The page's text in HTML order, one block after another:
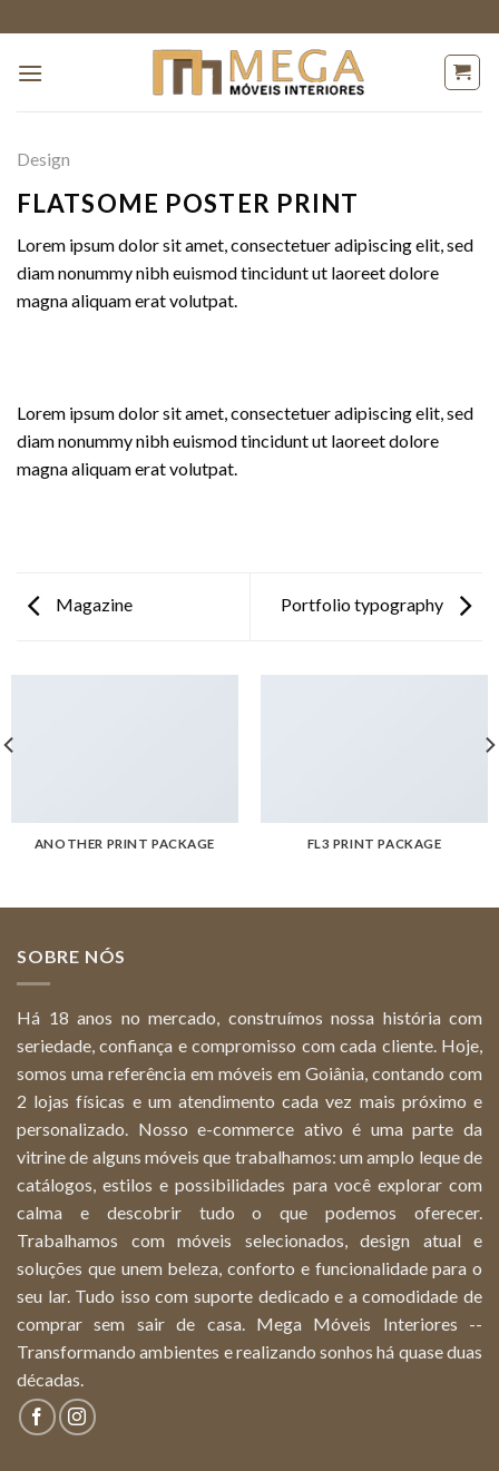
to
content
Design
FLATSOME POSTER PRINT
Lorem ipsum dolor sit amet, consectetuer adipiscing elit, sed
diam nonummy nibh euismod tincidunt ut laoreet dolore
magna aliquam erat volutpat.
Lorem ipsum dolor sit amet, consectetuer adipiscing elit, sed
diam nonummy nibh euismod tincidunt ut laoreet dolore
magna aliquam erat volutpat.
Magazine Portfolio typography
ANOTHER PRINT PACKAGE FL3 PRINT PACKAGE
SOBRE NÓS
Há 18 anos no mercado, construímos nossa história com
seriedade, confiança e compromisso com cada cliente. Hoje,
somos uma referência em móveis em Goiânia, contando com
2 lojas físicas e um atendimento cada vez mais próximo e
personalizado. Nosso e-commerce ativo é uma parte da
vitrine de alguns móveis que trabalhamos: um amplo leque de
catálogos, estilos e possibilidades para você explorar com
calma e descobrir tudo o que podemos oferecer.
Trabalhamos com móveis selecionados, design atual e
soluções que unem beleza, conforto e funcionalidade para o
seu lar. Tudo isso com suporte dedicado e a comodidade de
comprar sem sair de casa. Mega Móveis Interiores --
Transformando ambientes e realizando sonhos há quase duas
décadas.